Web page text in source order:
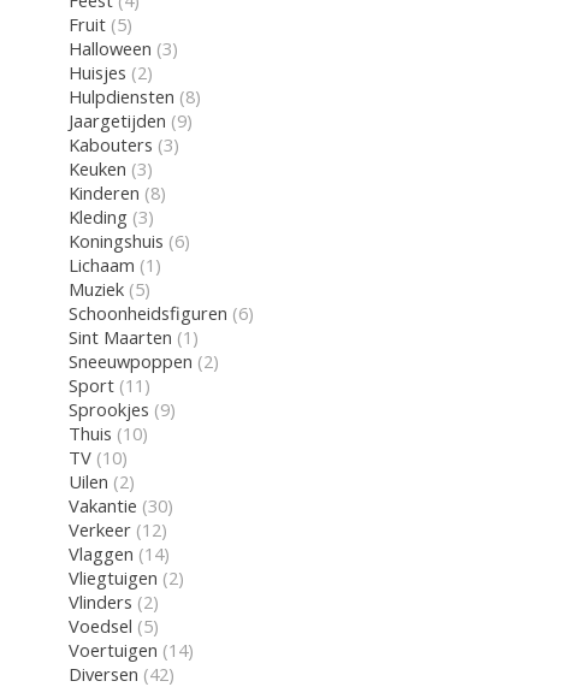
Fruit (5)
Halloween (3)
Huisjes (2)
Hulpdiensten (8)
Jaargetijden (9)
Kabouters (3)
Keuken (3)
Kinderen (8)
Kleding (3)
Koningshuis (6)
Lichaam (1)
Muziek (5)
Schoonheidsfiguren (6)
Sint Maarten (1)
Sneeuwpoppen (2)
Sport (11)
Sprookjes (9)
Thuis (10)
TV (10)
Uilen (2)
Vakantie (30)
Verkeer (12)
Vlaggen (14)
Vliegtuigen (2)
Vlinders (2)
Voedsel (5)
Voertuigen (14)
Diversen (42)